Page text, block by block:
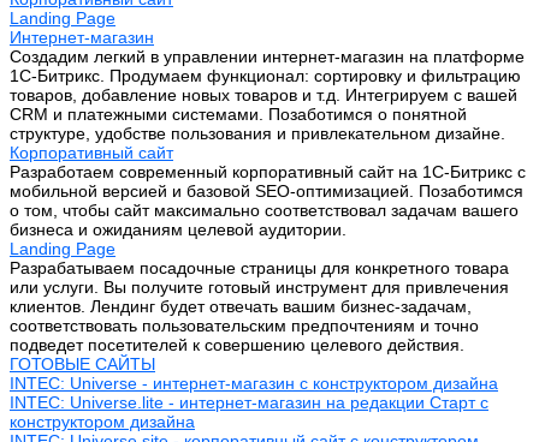
Landing Page
Интернет-магазин
Создадим легкий в управлении интернет-магазин на платформе
1С-Битрикс. Продумаем функционал: сортировку и фильтрацию
товаров, добавление новых товаров и т.д. Интегрируем с вашей
CRM и платежными системами. Позаботимся о понятной
структуре, удобстве пользования и привлекательном дизайне.
Корпоративный сайт
Разработаем современный корпоративный сайт на 1С-Битрикс с
мобильной версией и базовой SEO-оптимизацией. Позаботимся
о том, чтобы сайт максимально соответствовал задачам вашего
бизнеса и ожиданиям целевой аудитории.
Landing Page
Разрабатываем посадочные страницы для конкретного товара
или услуги. Вы получите готовый инструмент для привлечения
клиентов. Лендинг будет отвечать вашим бизнес-задачам,
соответствовать пользовательским предпочтениям и точно
подведет посетителей к совершению целевого действия.
ГОТОВЫЕ САЙТЫ
INTEC: Universe - интернет-магазин с конструктором дизайна
INTEC: Universe.lite - интернет-магазин на редакции Старт с
конструктором дизайна